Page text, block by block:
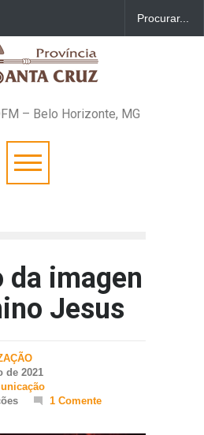
– Belo Horizonte, MG
da imagen
Jesus
de 2021
1 Comente